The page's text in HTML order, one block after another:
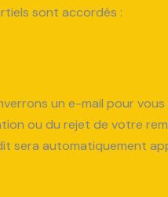
sont accordés :
un e-mail pour
ou du rejet de votre
sera automatiquement